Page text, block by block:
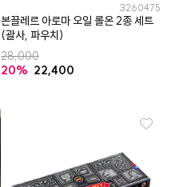
3260475
본끌레르 아로마 오일 롤온 2종 세트
(괄사, 파우치)
28,000
20% 22,400